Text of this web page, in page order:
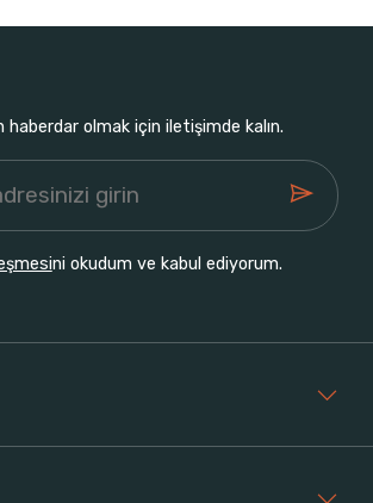
haberdar olmak için iletişimde kalın.
ni okudum ve kabul ediyorum.